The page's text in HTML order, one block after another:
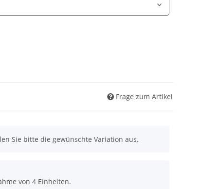
Frage zum Artikel
Sie bitte die gewünschte Variation aus.
von 4 Einheiten.